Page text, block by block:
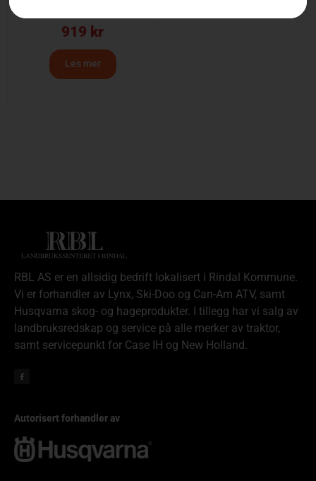
919 kr
Les mer
RBL AS er en allsidig bedrift lokalisert i Rindal Kommune.
Vi er forhandler av Lynx, Ski-Doo og Can-Am ATV, samt
Husqvarna skog- og hageprodukter. I tillegg har vi salg av
landbruksredskap og service på alle merker av traktor,
samt servicepunkt for Case IH og New Holland.
Autorisert forhandler av